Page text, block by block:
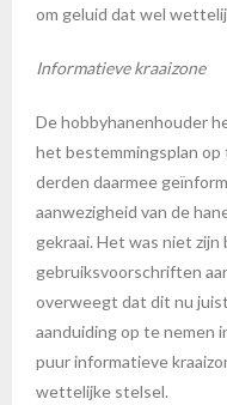
om geluid dat wel
Informatieve kraaizone
De hobbyhanenhouder
het bestemmingsplan op
derden daarmee
aanwezigheid van de
gekraai. Het was niet
gebruiksvoorschriften
overweegt dat dit nu
aanduiding op te nemen
puur informatieve
wettelijke stelsel.